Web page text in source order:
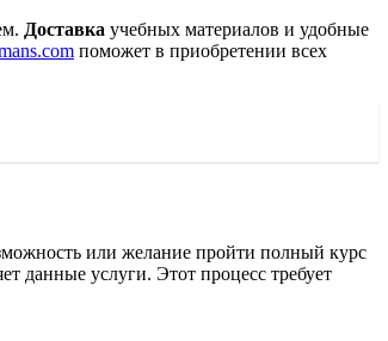
Доставка учебных материалов и удобные
поможет в приобретении всех
или желание пройти полный курс
данные услуги. Этот процесс требует